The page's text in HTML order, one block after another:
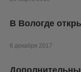
В Вологде
6 декабря 2017